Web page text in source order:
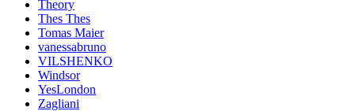
Theory
Thes Thes
Tomas Maier
vanessabruno
VILSHENKO
Windsor
YesLondon
Zagliani